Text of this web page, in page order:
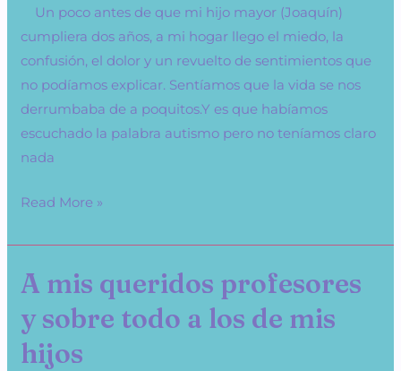
Un poco antes de que mi hijo mayor (Joaquín)
cumpliera dos años, a mi hogar llego el miedo, la
confusión, el dolor y un revuelto de sentimientos que
no podíamos explicar. Sentíamos que la vida se nos
derrumbaba de a poquitos.Y es que habíamos
escuchado la palabra autismo pero no teníamos claro
nada
demonios….
Read More »
A mis queridos profesores
y sobre todo a los de mis
hijos
A
queridos
profesores